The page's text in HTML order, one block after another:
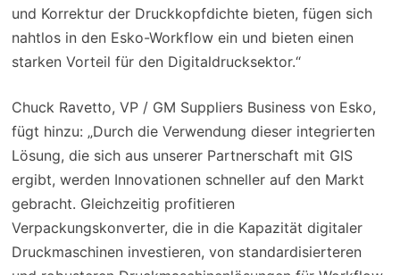
und Korrektur der Druckkopfdichte bieten, fügen sich
nahtlos in den Esko-Workflow ein und bieten einen
starken Vorteil für den Digitaldrucksektor.“
Chuck Ravetto, VP / GM Suppliers Business von Esko,
fügt hinzu: „Durch die Verwendung dieser integrierten
Lösung, die sich aus unserer Partnerschaft mit GIS
ergibt, werden Innovationen schneller auf den Markt
gebracht. Gleichzeitig profitieren
Verpackungskonverter, die in die Kapazität digitaler
Druckmaschinen investieren, von standardisierteren